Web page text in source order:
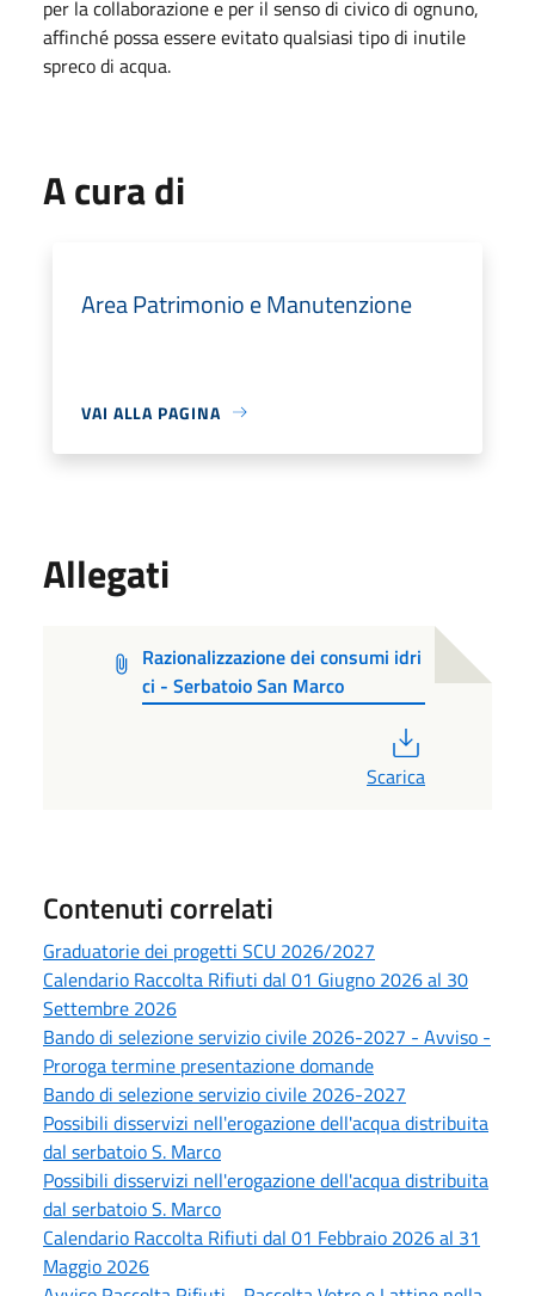
per la collaborazione e per il senso di civico di ognuno,
affinché possa essere evitato qualsiasi tipo di inutile
spreco di acqua.
A cura di
Area Patrimonio e Manutenzione
VAI ALLA PAGINA
Allegati
Razionalizzazione dei consumi idri
ci - Serbatoio San Marco
Scarica
Contenuti correlati
Graduatorie dei progetti SCU 2026/2027
Calendario Raccolta Rifiuti dal 01 Giugno 2026 al 30
Settembre 2026
Bando di selezione servizio civile 2026-2027 - Avviso -
Proroga termine presentazione domande
Bando di selezione servizio civile 2026-2027
Possibili disservizi nell'erogazione dell'acqua distribuita
dal serbatoio S. Marco
Possibili disservizi nell'erogazione dell'acqua distribuita
dal serbatoio S. Marco
Calendario Raccolta Rifiuti dal 01 Febbraio 2026 al 31
Maggio 2026